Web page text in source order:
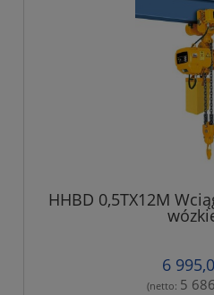
HHBD 0,5TX12M
6
(netto: 5